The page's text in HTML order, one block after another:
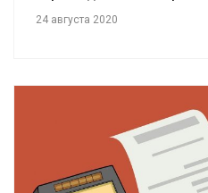
24 августа 2020